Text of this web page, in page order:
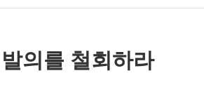
의를 철회하라